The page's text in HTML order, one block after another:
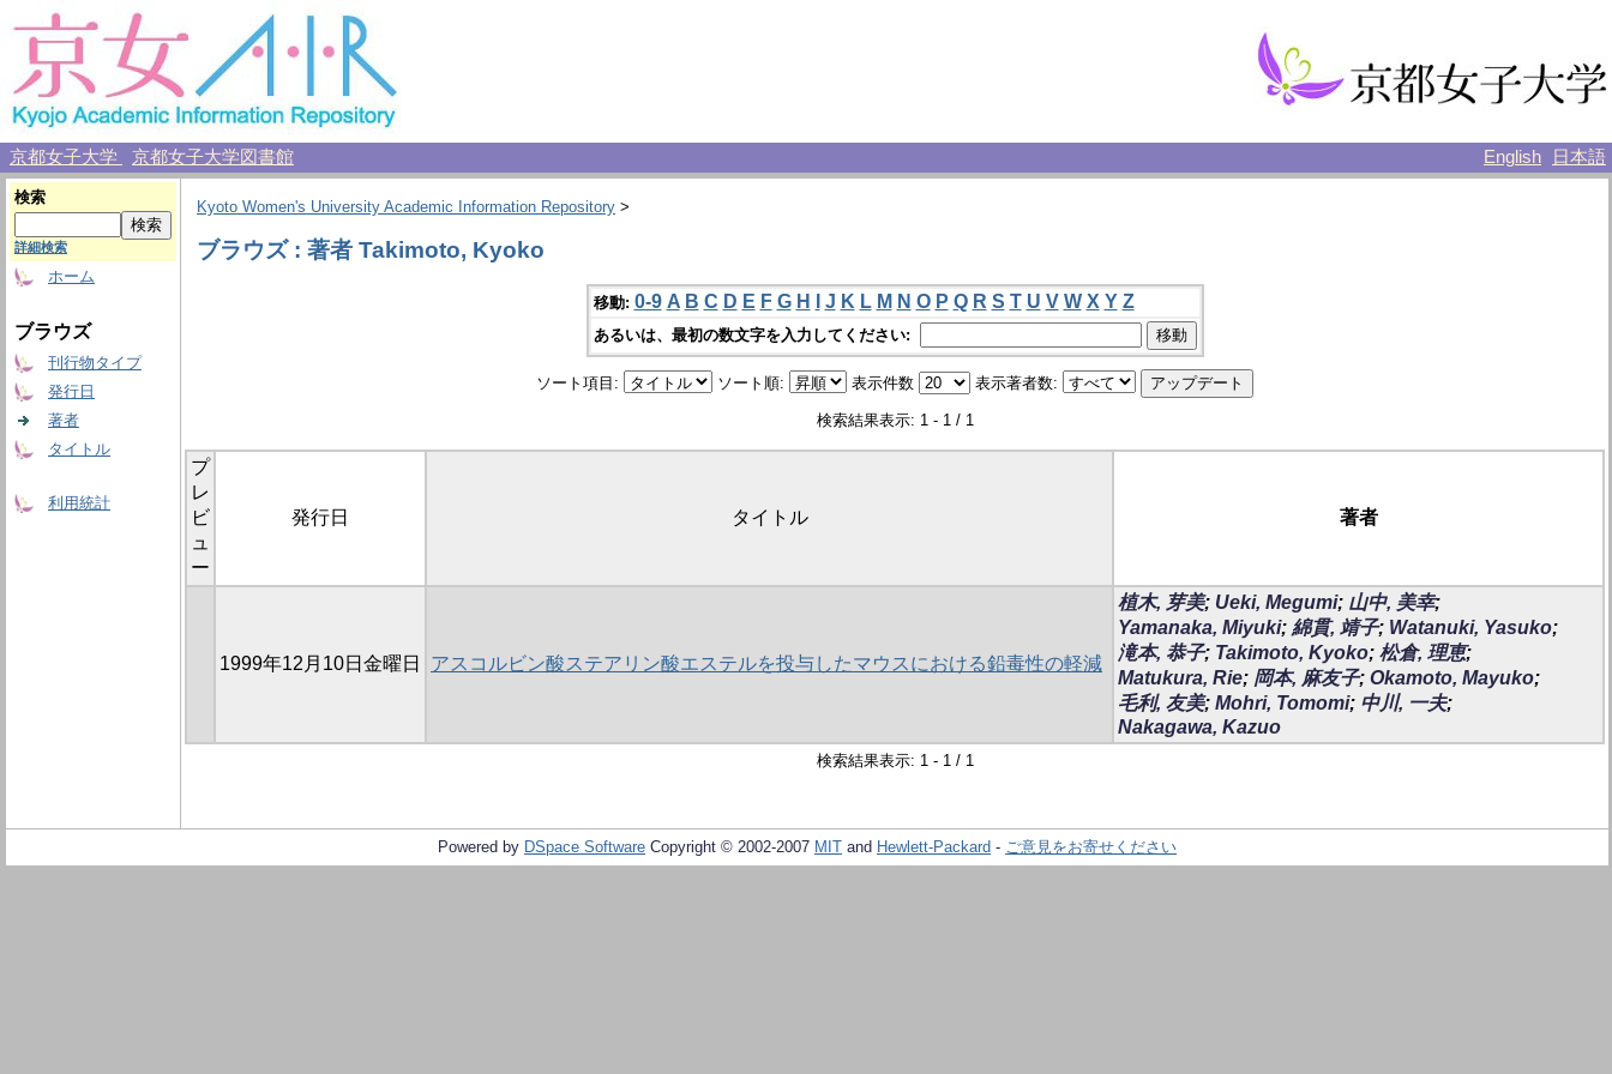
京都女子大学 京都女子大学図書館 English 日本語
検索
詳細検索
ホーム
ブラウズ
刊行物タイプ
発行日
著者
タイトル
利用統計
Kyoto Women's University Academic Information Repository >
ブラウズ : 著者 Takimoto, Kyoko
移動: 0-9 A B C D E F G H J K L M N O P Q R S T U V W X Y Z
あるいは、最初の数文字を入力してください:
ソート項目: ソート順: 表示件数 表示著者数:
検索結果表示: 1 - 1 / 1
プ
レ
ビ
ュ
ー
発行日 タイトル 著者
1999年12月10日金曜日 アスコルビン酸ステアリン酸エステルを投与したマウスにおける鉛毒性の軽減
植木, 芽美; Ueki, Megumi; 山中, 美幸;
Yamanaka, Miyuki; 綿貫, 靖子; Watanuki, Yasuko;
滝本, 恭子; Takimoto, Kyoko; 松倉, 理恵;
Matukura, Rie; 岡本, 麻友子; Okamoto, Mayuko;
毛利, 友美; Mohri, Tomomi; 中川, 一夫;
Nakagawa, Kazuo
検索結果表示: 1 - 1 / 1
Powered by DSpace Software Copyright © 2002-2007 MIT and Hewlett-Packard - ご意見をお寄せください